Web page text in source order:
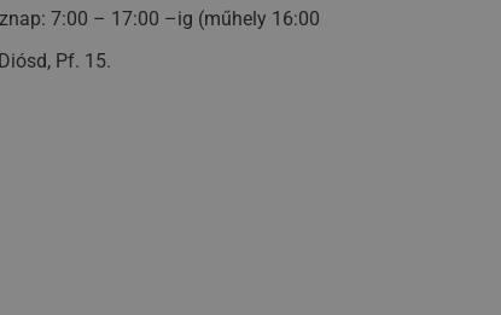
7:00 – 17:00 –ig (műhely 16:00
Pf. 15.